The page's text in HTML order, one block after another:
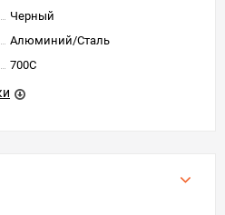
Черный
Алюминий/Cталь
700C